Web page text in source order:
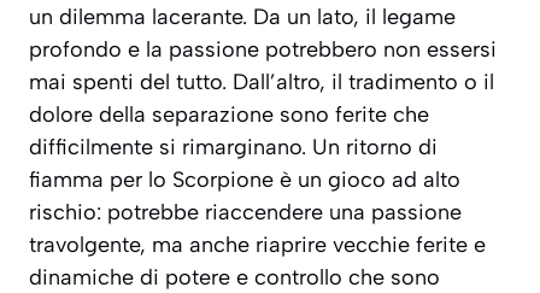
un dilemma lacerante. Da un lato, il legame
profondo e la passione potrebbero non essersi
mai spenti del tutto. Dall’altro, il tradimento o il
dolore della separazione sono ferite che
difficilmente si rimarginano. Un ritorno di
fiamma per lo Scorpione è un gioco ad alto
rischio: potrebbe riaccendere una passione
travolgente, ma anche riaprire vecchie ferite e
dinamiche di potere e controllo che sono